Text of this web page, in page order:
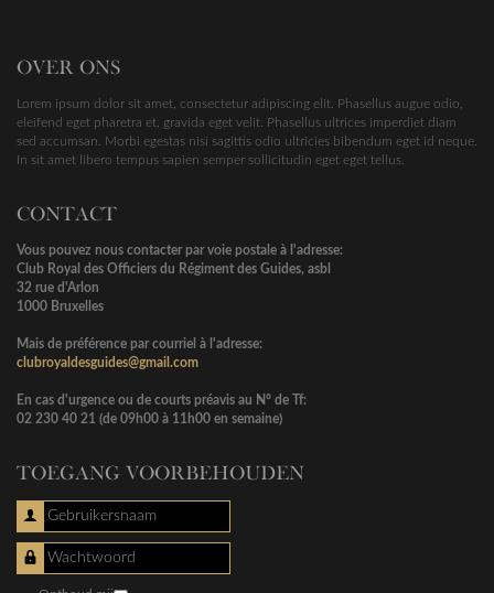
OVER ONS
Lorem ipsum dolor sit amet, consectetur adipiscing elit. Phasellus augue odio,
eleifend eget pharetra et, gravida eget velit. Phasellus ultrices imperdiet diam
sed accumsan. Morbi egestas nisi sagittis odio ultricies bibendum eget id neque.
In sit amet libero tempus sapien semper sollicitudin eget eget tellus.
CONTACT
Vous pouvez nous contacter par voie postale à l'adresse:
Club Royal des Officiers du Régiment des Guides, asbl
32 rue d'Arlon
1000 Bruxelles
Mais de préférence par courriel à l'adresse:
clubroyaldesguides@gmail.com
En cas d'urgence ou de courts préavis au N° de Tf:
02 230 40 21 (de 09h00 à 11h00 en semaine)
TOEGANG VOORBEHOUDEN
Gebruikersnaam
Wachtwoord